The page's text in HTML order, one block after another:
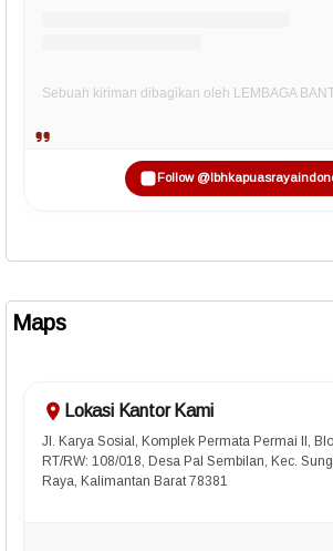
Follow
Maps
Lokasi Kantor Kami
Jl. Karya Sosial, Komplek Permata Permai II,
RT/RW: 108/018, Desa Pal Sembilan, Kec.
Raya, Kalimantan Barat 78381